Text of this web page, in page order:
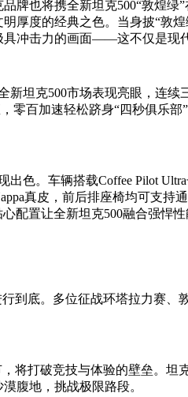
牌也将携全新坦克500“敦煌
厚度的经典之色。当身披“敦
冲击力的画面——这不仅是现
新坦克500市场表现亮眼，连
零百加速轻松跻身“四秒俱乐
出色。车辆搭载Coffee Pilot
真皮，前后排座椅均可支
配置让全新坦克500融合强悍
到底。多位征战环塔拉力赛
将打破竞技与体验的壁垒。
腹地，挑战极限路段。